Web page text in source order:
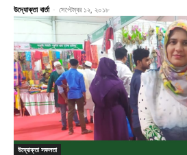
উদ্যোক্তা বার্তা - সেপ্টেম্বর ১২, ২০১৮
উদ্যোক্তা সফলতা